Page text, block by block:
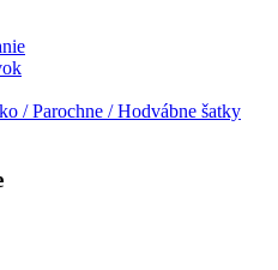
/ Parochne / Hodvábne šatky